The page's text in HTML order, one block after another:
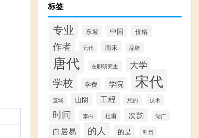
标签
专业 东坡 中国 价格
作者 元代 南宋 品牌
唐代 在职研究生 大学
学校 学费 学院 宋代
宣城 山阴 工程 您的 技术
时间 李白 杜甫 次韵 湖广
白居易 的人 的是 科目